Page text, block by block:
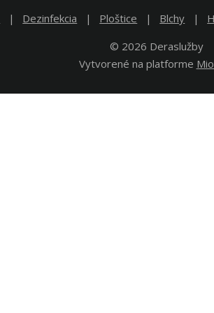
Dezinfekcia Ploštice Blchy
© 2026 Deraslužby
Vytvorené na platforme